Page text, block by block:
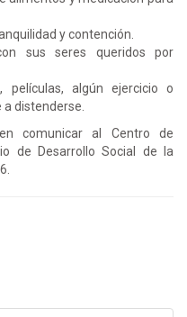
y contención.
sus seres queridos por
películas, algún ejercicio o
distenderse.
comunicar al Centro de
de Desarrollo Social de la